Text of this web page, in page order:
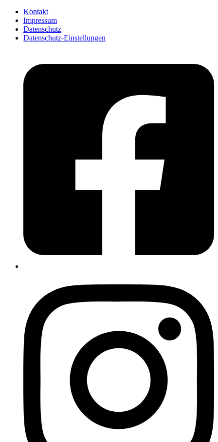
Kontakt
Impressum
Datenschutz
Datenschutz-Einstellungen